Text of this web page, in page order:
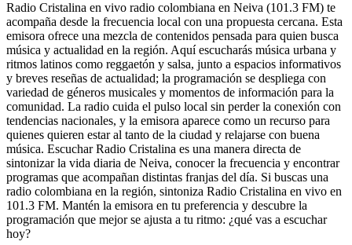
Radio Cristalina en vivo radio colombiana en Neiva (101.3 FM) te
acompaña desde la frecuencia local con una propuesta cercana. Esta
emisora ofrece una mezcla de contenidos pensada para quien busca
música y actualidad en la región. Aquí escucharás música urbana y
ritmos latinos como reggaetón y salsa, junto a espacios informativos
y breves reseñas de actualidad; la programación se despliega con
variedad de géneros musicales y momentos de información para la
comunidad. La radio cuida el pulso local sin perder la conexión con
tendencias nacionales, y la emisora aparece como un recurso para
quienes quieren estar al tanto de la ciudad y relajarse con buena
música. Escuchar Radio Cristalina es una manera directa de
sintonizar la vida diaria de Neiva, conocer la frecuencia y encontrar
programas que acompañan distintas franjas del día. Si buscas una
radio colombiana en la región, sintoniza Radio Cristalina en vivo en
101.3 FM. Mantén la emisora en tu preferencia y descubre la
programación que mejor se ajusta a tu ritmo: ¿qué vas a escuchar
hoy?